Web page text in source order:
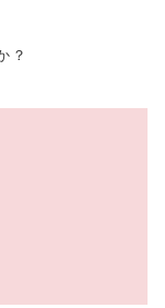
？